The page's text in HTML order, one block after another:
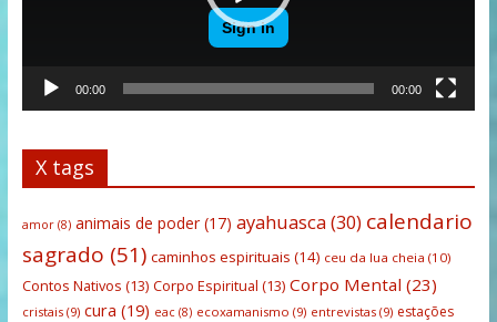
00:00 00:00
X tags
amor(8) animais de poder(17) ayahuasca(30) calendario
sagrado (51) caminhos espirituais (14) ceu da lua cheia (10)
Contos Nativos (13) Corpo Espiritual (13) Corpo Mental (23)
cristais(9) cura (19) eac (8) ecoxamanismo (9) entrevistas(9) estações